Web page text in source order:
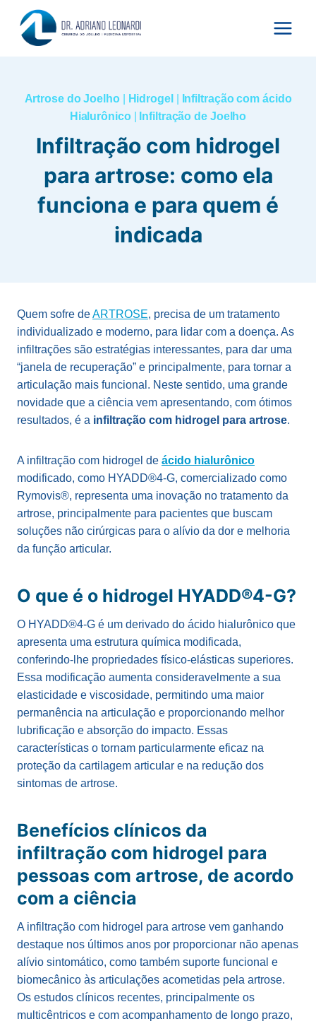
para
Artrose do Joelho| Hidrogel
Infiltração com ácido
Hialurônico| Infiltração de Joelho
Infiltração com hidrogel
para artrose: como ela
funciona e para quem é
indicada
Quem sofre deARTROSE, precisa de um tratamento
individualizado e moderno, para lidar com a doença. As
infiltrações são estratégias interessantes, para dar uma
“janela de recuperação” e principalmente, para tornar a
articulação mais funcional. Neste sentido, uma grande
novidade que a ciência vem apresentando, com ótimos
resultados, é a infiltração com hidrogel para artrose.
A infiltração com hidrogel de ácido hialurônico
modificado, como HYADD®4-G, comercializado como
Rymovis®, representa uma inovação no tratamento da
artrose, principalmente para pacientes que buscam
soluções não cirúrgicas para o alívio da dor e melhoria
da função articular.
O que é o hidrogel HYADD®4-G?
O HYADD®4-G é um derivado do ácido hialurônico que
apresenta uma estrutura química modificada,
conferindo-lhe propriedades físico-elásticas superiores.
Essa modificação aumenta consideravelmente a sua
elasticidade e viscosidade, permitindo uma maior
permanência na articulação e proporcionando melhor
lubrificação e absorção do impacto. Essas
características o tornam particularmente eficaz na
proteção da cartilagem articular e na redução dos
sintomas de artrose.
Benefícios clínicos da
infiltração com hidrogel para
pessoas com artrose, de acordo
com a ciência
A infiltração com hidrogel para artrose vem ganhando
destaque nos últimos anos por proporcionar não apenas
alívio sintomático, como também suporte funcional e
biomecânico às articulações acometidas pela artrose.
Os estudos clínicos recentes, principalmente os
multicêntricos e com acompanhamento de longo prazo,